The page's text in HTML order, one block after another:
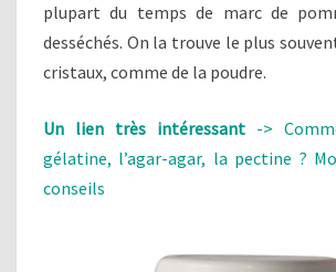
plupart du temps de marc de
desséchés. On la trouve le plus
cristaux, comme de la poudre.
Un lien très intéressant ->
gélatine, l’agar-agar, la pectine ?
conseils